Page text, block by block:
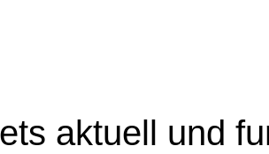
aktuell und